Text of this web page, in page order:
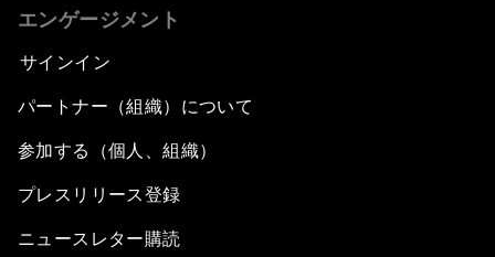
エンゲージメント
サインイン
パートナー（組織）について
参加する（個人、組織）
プレスリリース登録
ニュースレター購読